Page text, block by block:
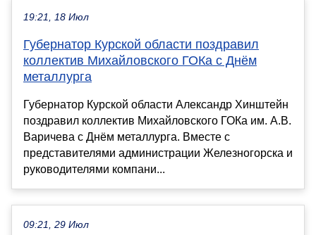
19:21, 18 Июл
Губернатор Курской области поздравил
коллектив Михайловского ГОКа с Днём
металлурга
Губернатор Курской области Александр Хинштейн
поздравил коллектив Михайловского ГОКа им. А.В.
Варичева с Днём металлурга. Вместе с
представителями администрации Железногорска и
руководителями компани...
09:21, 29 Июл